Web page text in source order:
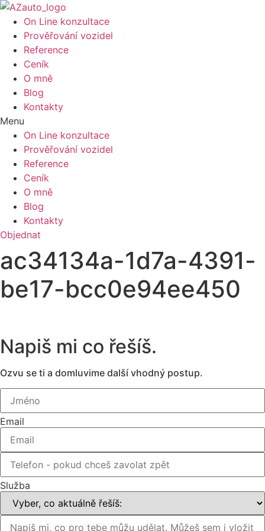
On Line konzultace
Prověřování vozidel
Reference
Ceník
O mně
Blog
Kontakty
Menu
On Line konzultace
Prověřování vozidel
Reference
Ceník
O mně
Blog
Kontakty
Objednat
ac34134a-1d7a-4391-
be17-bcc0e94ee450
Napiš mi co řešíš.
Ozvu se ti a domluvime další vhodný postup.
Email
Služba